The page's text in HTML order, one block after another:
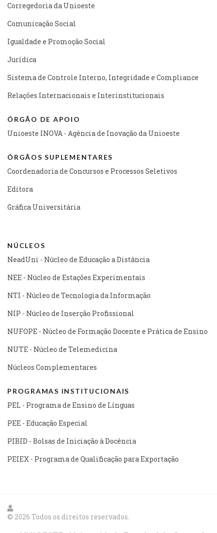
Corregedoria da Unioeste
Comunicação Social
Igualdade e Promoção Social
Jurídica
Sistema de Controle Interno, Integridade e Compliance
Relações Internacionais e Interinstitucionais
ÓRGÃO DE APOIO
Unioeste INOVA - Agência de Inovação da Unioeste
ÓRGÃOS SUPLEMENTARES
Coordenadoria de Concursos e Processos Seletivos
Editora
Gráfica Universitária
NÚCLEOS
NeadUni - Núcleo de Educação a Distância
NEE - Núcleo de Estações Experimentais
NTI - Núcleo de Tecnologia da Informação
NIP - Núcleo de Inserção Profissional
NUFOPE - Núcleo de Formação Docente e Prática de Ensino
NUTE - Núcleo de Telemedicina
Núcleos Complementares
PROGRAMAS INSTITUCIONAIS
PEL - Programa de Ensino de Línguas
PEE - Educação Especial
PIBID - Bolsas de Iniciação à Docência
PEIEX - Programa de Qualificação para Exportação
© 2026 Todos os direitos reservados.